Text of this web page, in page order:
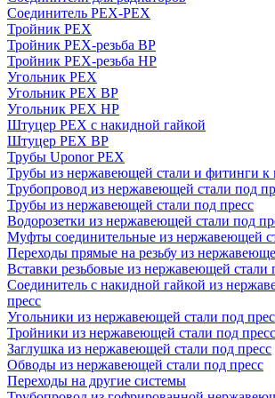
Соединитель PEX-PEX
Тройник PEX
Тройник PEX-резьба ВР
Тройник PEX-резьба НР
Угольник PEX
Угольник PEX ВР
Угольник PEX НР
Штуцер PEX c накидной гайкой
Штуцер PEX ВР
Трубы Uponor PEX
Трубы из нержавеющей стали и фитинги к
Трубопровод из нержавеющей стали под
Трубы из нержавеющей стали под пресс
Водорозетки из нержавеющей стали под
Муфты соединительные из нержавеющей
Переходы прямые на резьбу из
Вставки резьбовые из нержавеющей стали
Соединитель с накидной гайкой из
пресс
Угольники из нержавеющей стали под
Тройники из нержавеющей стали под пресс
Заглушка из нержавеющей стали под пресс
Обводы из нержавеющей стали под пресс
Переходы на другие системы